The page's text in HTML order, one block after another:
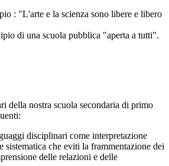
: "L'arte e la scienza sono libere e libero
di una scuola pubblica "aperta a tutti".
della nostra scuola secondaria di primo
disciplinari come interpretazione
sistematica che eviti la frammentazione dei
delle relazioni e delle